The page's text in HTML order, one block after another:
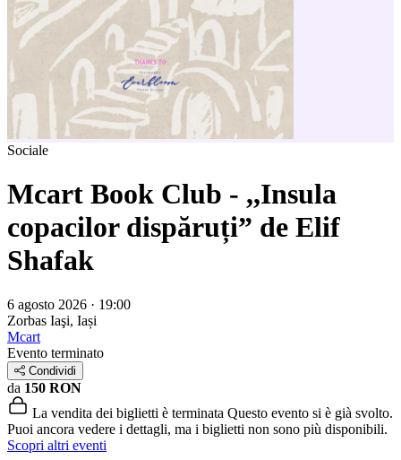
Sociale
Mcart Book Club - ,,Insula
copacilor dispăruți” de Elif
Shafak
6 agosto 2026 · 19:00
Zorbas Iaşi, Iași
Mcart
Evento terminato
Condividi
da 150 RON
La vendita dei biglietti è terminata Questo evento si è già svolto.
Puoi ancora vedere i dettagli, ma i biglietti non sono più disponibili.
Scopri altri eventi